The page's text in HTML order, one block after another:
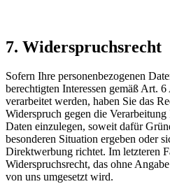
7. Widerspruchsrecht
Sofern Ihre personenbezogenen
berechtigten Interessen gemäß Art.
verarbeitet werden, haben Sie das
Widerspruch gegen die Verarbeitung
Daten einzulegen, soweit dafür
besonderen Situation ergeben oder
Direktwerbung richtet. Im letzteren
Widerspruchsrecht, das ohne
von uns umgesetzt wird.